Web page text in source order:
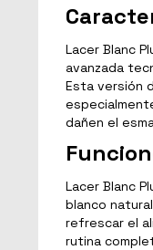
Lacer Blanc
avanzada
Esta versión
dañen el
Lacer Blanc
blanco
refrescar el
rutina